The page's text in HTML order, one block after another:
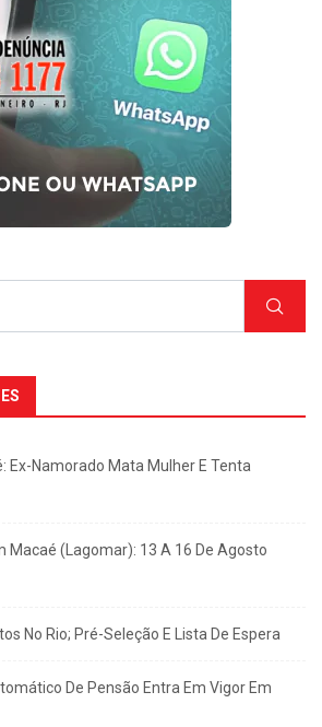
Ex-Namorado Mata Mulher E Tenta
Macaé (Lagomar): 13 A 16 De Agosto
No Rio; Pré-Seleção E Lista De Espera
De Pensão Entra Em Vigor Em